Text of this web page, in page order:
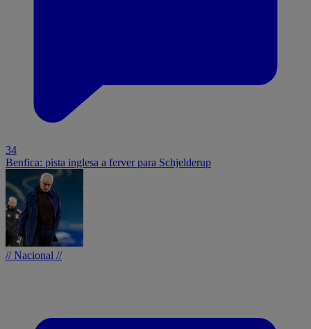
34
Benfica: pista inglesa a ferver para Schjelderup
// Nacional //